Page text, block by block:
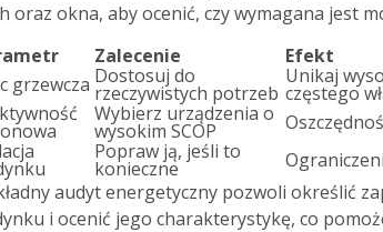
oraz okna, aby ocenić, czy wymagana jest
Zalecenie
Efekt
grzewcza Dostosuj do
rzeczywistych potrzeb
Unikaj
częstego
Wybierz urządzenia o
wysokim SCOP
Popraw ją, jeśli to
konieczne
audyt energetyczny pozwoli określić
i ocenić jego charakterystykę, co